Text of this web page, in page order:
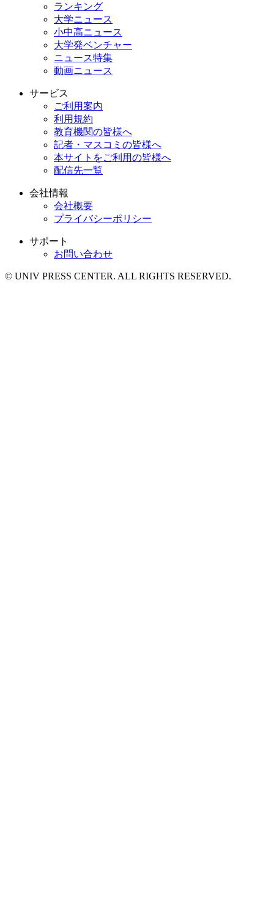
ランキング
大学ニュース
小中高ニュース
大学発ベンチャー
ニュース特集
動画ニュース
サービス
ご利用案内
利用規約
教育機関の皆様へ
記者・マスコミの皆様へ
本サイトをご利用の皆様へ
配信先一覧
会社情報
会社概要
プライバシーポリシー
サポート
お問い合わせ
© UNIV PRESS CENTER. ALL RIGHTS RESERVED.